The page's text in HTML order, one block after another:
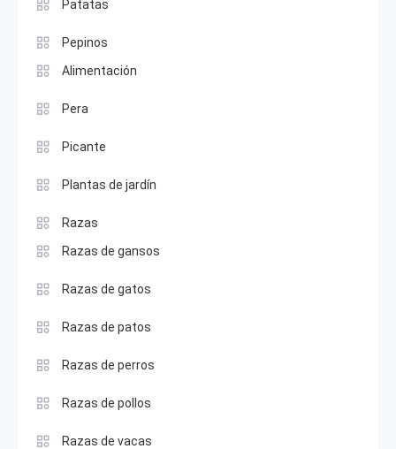
Patatas
Pepinos
Alimentación
Pera
Picante
Plantas de jardín
Razas
Razas de gansos
Razas de gatos
Razas de patos
Razas de perros
Razas de pollos
Razas de vacas